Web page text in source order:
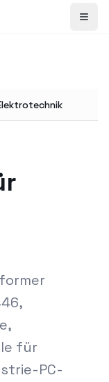
für
PC-